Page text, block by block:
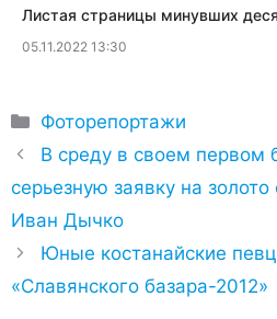
Листая страницы минувших
05.11.2022 13:30
Рубрики
Фоторепортажи
В среду в своем первом
серьезную заявку на
Иван Дычко
Юные костанайские
«Славянского базара-2012»